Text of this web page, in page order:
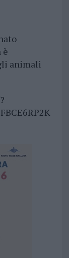
è
animali